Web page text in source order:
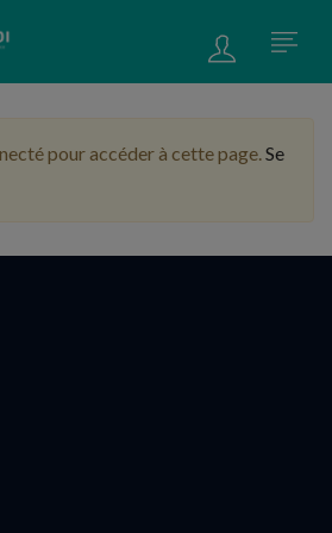
pour accéder à cette page.Se